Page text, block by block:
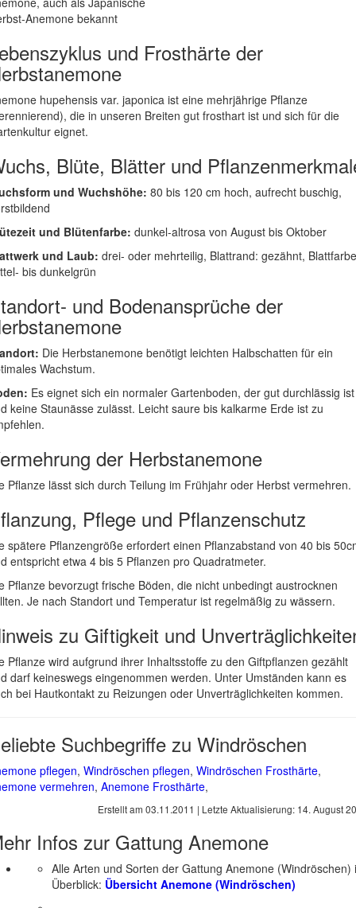
Anemone bekannt
und Frosthärte der
hupehensis var. japonica ist eine mehrjährige Pflanze
die in unseren Breiten gut frosthart ist und sich für die
eignet.
Blüte, Blätter und
und Wuchshöhe: 80 bis 120 cm hoch, aufrecht buschig,
und Blütenfarbe: dunkel-altrosa von August bis Oktober
und Laub: drei- oder mehrteilig, Blattrand: gezähnt,
bis dunkelgrün
und Bodenansprüche der
Die Herbstanemone benötigt leichten Halbschatten für ein
Wachstum.
Es eignet sich ein normaler Gartenboden, der gut durchlässig ist
keine Staunässe zulässt. Leicht saure bis kalkarme Erde ist zu
der Herbstanemone
Pflanze lässt sich durch Teilung im Frühjahr oder Herbst vermehren.
Pflege und Pflanzenschutz
spätere Pflanzengröße erfordert einen Pflanzabstand von 40 bis
entspricht etwa 4 bis 5 Pflanzen pro Quadratmeter.
Pflanze bevorzugt frische Böden, die nicht unbedingt austrocknen
Je nach Standort und Temperatur ist regelmäßig zu wässern.
zu Giftigkeit und
Pflanze wird aufgrund ihrer Inhaltsstoffe zu den Giftpflanzen gezählt
darf keineswegs eingenommen werden. Unter Umständen kann es
bei Hautkontakt zu Reizungen oder Unverträglichkeiten kommen.
Suchbegriffe zu Windröschen
pflegen, Windröschen pflegen, Windröschen Frosthärte,
vermehren, Anemone Frosthärte,
Erstellt am 03.11.2011 | Letzte Aktualisierung: 14. August
Infos zur Gattung Anemone
Alle Arten und Sorten der Gattung Anemone (Windröschen)
Überblick: Übersicht Anemone (Windröschen)